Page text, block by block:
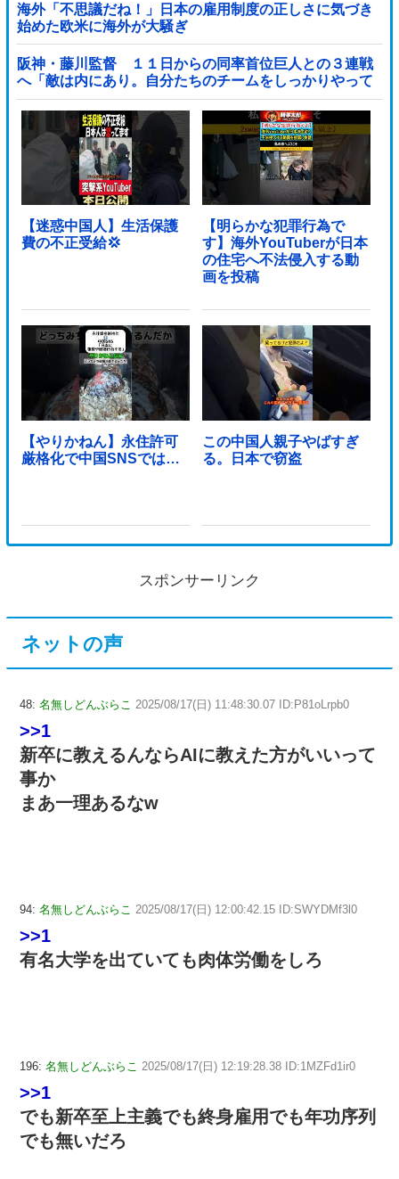
海外「不思議だね！」日本の雇用制度の正しさに気づき
始めた欧米に海外が大騒ぎ
阪神・藤川監督 １１日からの同率首位巨人との３連戦
へ「敵は内にあり。自分たちのチームをしっかりやって
いく」他
【迷惑中国人】生活保護
費の不正受給💢
【明らかな犯罪行為で
す】海外YouTuberが日本
の住宅へ不法侵入する動
画を投稿
【やりかねん】永住許可
厳格化で中国SNSでは…
この中国人親子やばすぎ
る。日本で窃盗
スポンサーリンク
ネットの声
48: 名無しどんぶらこ 2025/08/17(日) 11:48:30.07 ID:P81oLrpb0
>>1
新卒に教えるんならAIに教えた方がいいって
事か
まあ一理あるなw
94: 名無しどんぶらこ 2025/08/17(日) 12:00:42.15 ID:SWYDMf3l0
>>1
有名大学を出ていても肉体労働をしろ
196: 名無しどんぶらこ 2025/08/17(日) 12:19:28.38 ID:1MZFd1ir0
>>1
でも新卒至上主義でも終身雇用でも年功序列
でも無いだろ